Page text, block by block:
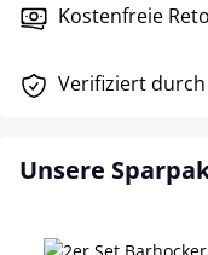
Kostenfreie
Verifiziert
Unsere